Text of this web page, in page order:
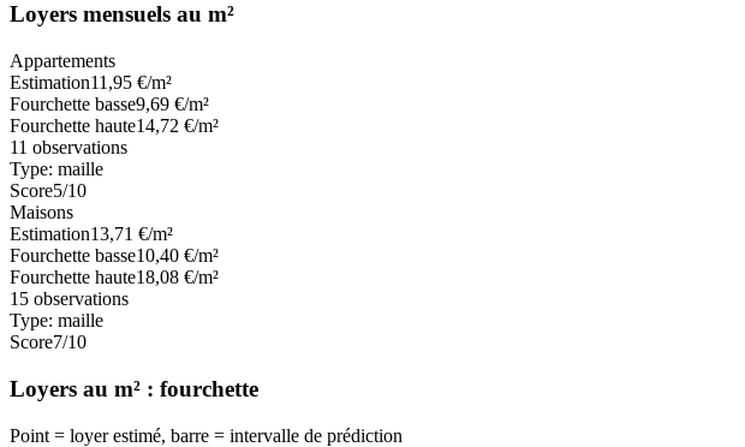
Loyers mensuels au m²
Appartements
Estimation11,95 €/m²
Fourchette basse9,69 €/m²
Fourchette haute14,72 €/m²
11 observations
Type: maille
Score5/10
Maisons
Estimation13,71 €/m²
Fourchette basse10,40 €/m²
Fourchette haute18,08 €/m²
15 observations
Type: maille
Score7/10
Loyers au m² : fourchette
Point = loyer estimé, barre = intervalle de prédiction